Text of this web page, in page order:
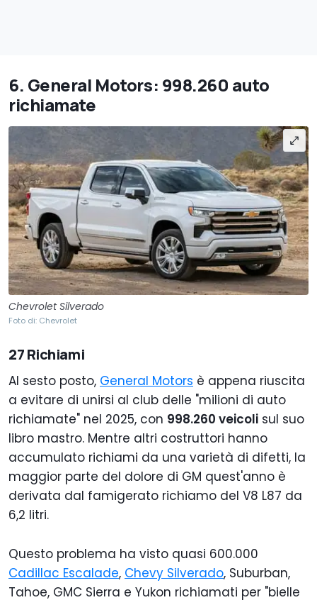
6. General Motors: 998.260 auto
richiamate
Chevrolet Silverado
Foto di: Chevrolet
27 Richiami
Al sesto posto, General Motors è appena riuscita
a evitare di unirsi al club delle "milioni di auto
richiamate" nel 2025, con 998.260 veicoli sul suo
libro mastro. Mentre altri costruttori hanno
accumulato richiami da una varietà di difetti, la
maggior parte del dolore di GM quest'anno è
derivata dal famigerato richiamo del V8 L87 da
6,2 litri.
Questo problema ha visto quasi 600.000
Cadillac Escalade, Chevy Silverado, Suburban,
Tahoe, GMC Sierra e Yukon richiamati per "bielle